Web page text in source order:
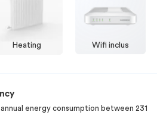
Heating Wifi inclus
energy consumption between 231